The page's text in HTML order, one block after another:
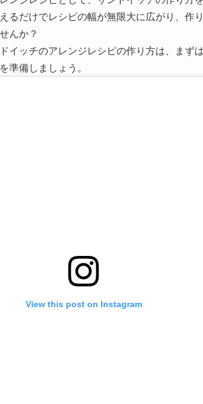
るだけでレシピの幅が無限大に広がり、作
んか？
イッチのアレンジレシピの作り方は、まず
準備しましょう。
View this post on Instagram